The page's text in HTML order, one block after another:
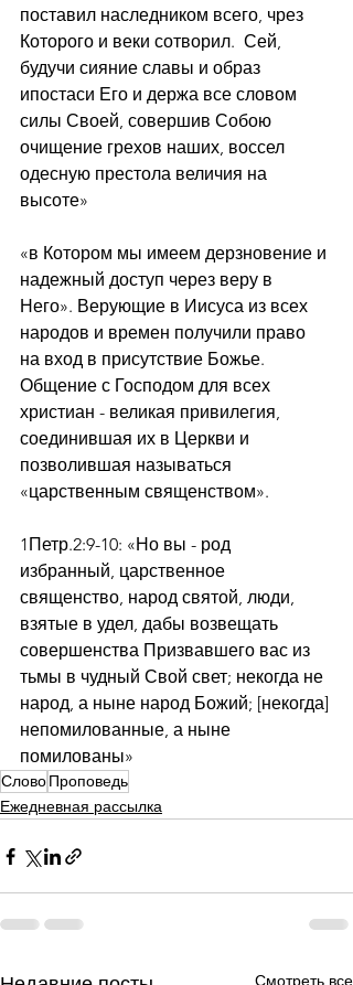
поставил наследником всего, чрез
Которого и веки сотворил.  Сей,
будучи сияние славы и образ
ипостаси Его и держа все словом
силы Своей, совершив Собою
очищение грехов наших, воссел
одесную престола величия на
высоте»
«в Котором мы имеем дерзновение и
надежный доступ через веру в
Него». Верующие в Иисуса из всех
народов и времен получили право
на вход в присутствие Божье.
Общение с Господом для всех
христиан - великая привилегия,
соединившая их в Церкви и
позволившая называться
«царственным священством».
1Петр.2:9-10: «Но вы - род
избранный, царственное
священство, народ святой, люди,
взятые в удел, дабы возвещать
совершенства Призвавшего вас из
тьмы в чудный Свой свет; некогда не
народ, а ныне народ Божий; [некогда]
непомилованные, а ныне
помилованы»
СловоПроповедь
Ежедневная рассылка
Смотреть все